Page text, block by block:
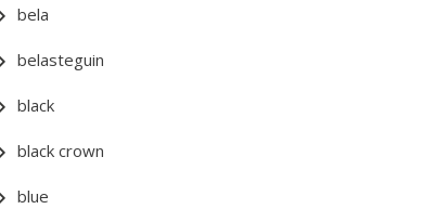
bela
belasteguin
black
black crown
blue